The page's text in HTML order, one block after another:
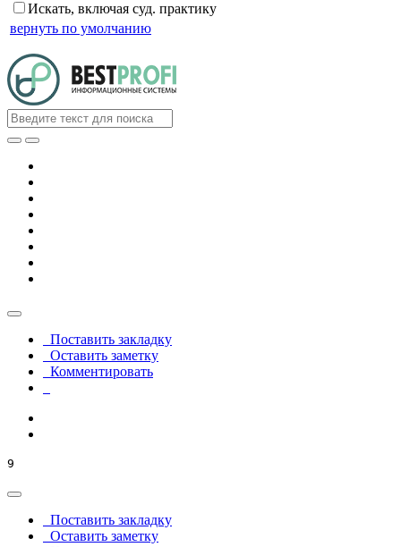
Искать, включая суд. практику
вернуть по умолчанию
Поставить закладку
Оставить заметку
Комментировать
9
Поставить закладку
Оставить заметку